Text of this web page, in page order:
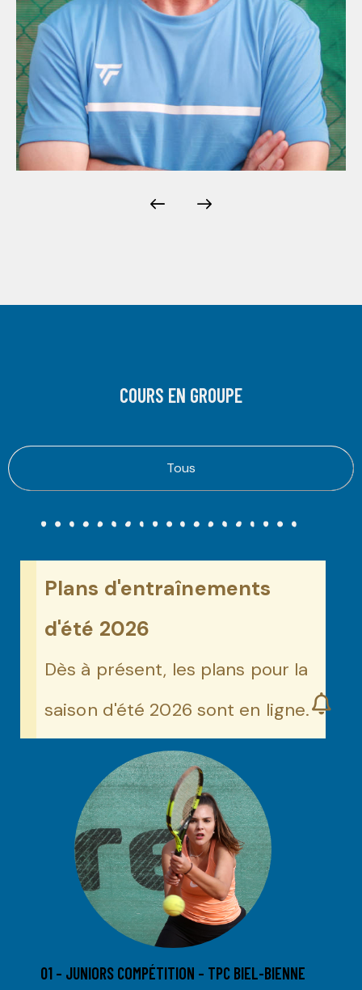
COURS EN GROUPE
Tous
Plans d'entraînements
d'été 2026
Dès à présent, les plans pour la
saison d'été 2026 sont en ligne.
01 – JUNIORS COMPÉTITION – TPC BIEL-BIENNE